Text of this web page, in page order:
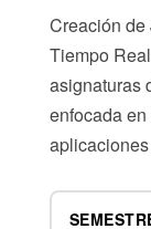
Creación
Tiempo
asignaturas
enfocada